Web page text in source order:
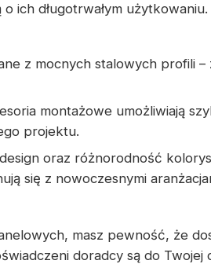
ich długotrwałym
z mocnych stalowych profili –
montażowe umożliwiają
projektu.
oraz różnorodność
się z nowoczesnymi
masz pewność, że
doradcy są do